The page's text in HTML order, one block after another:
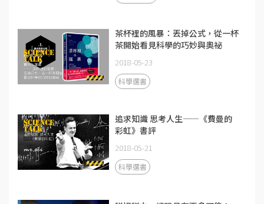
茶杯裡的風暴：丟掉公式，從一杯
茶開始看見科學的巧妙與奧祕
2018-05-23
科學選書
追求知識 思考人生——《費曼的
彩虹》書評
2018-05-21
科學選書